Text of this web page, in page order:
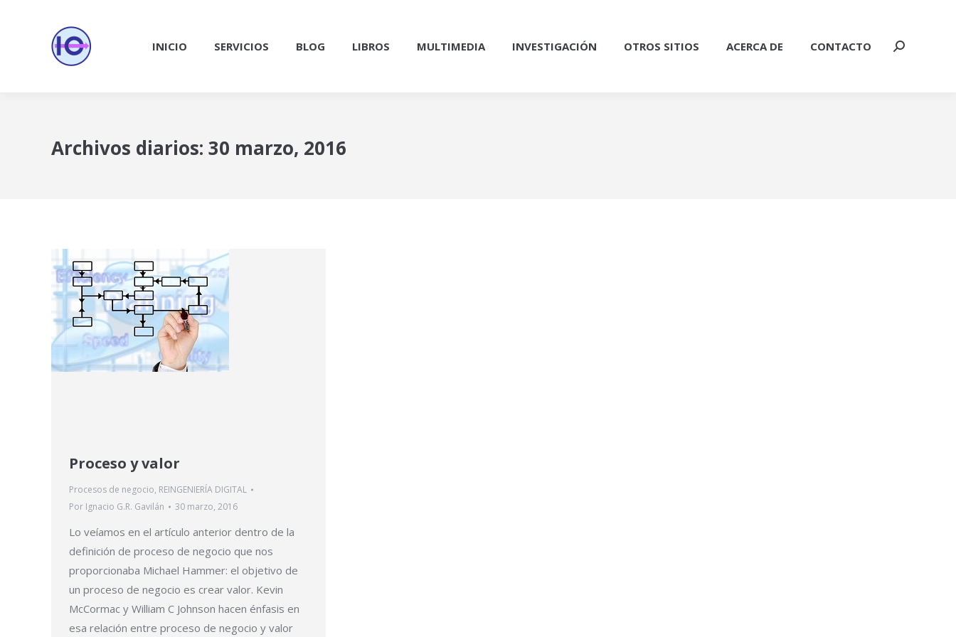
INICIO SERVICIOS BLOG LIBROS MULTIMEDIA INVESTIGACIÓN OTROS SITIOS ACERCA DE CONTACTO Buscar:
Archivos diarios: 30 marzo, 2016
Proceso y valor
Procesos de negocio, REINGENIERÍA DIGITAL
Por Ignacio G.R. Gavilán 30 marzo, 2016
Lo veíamos en el artículo anterior dentro de la
definición de proceso de negocio que nos
proporcionaba Michael Hammer: el objetivo de
un proceso de negocio es crear valor. Kevin
McCormac y William C Johnson hacen énfasis en
esa relación entre proceso de negocio y valor